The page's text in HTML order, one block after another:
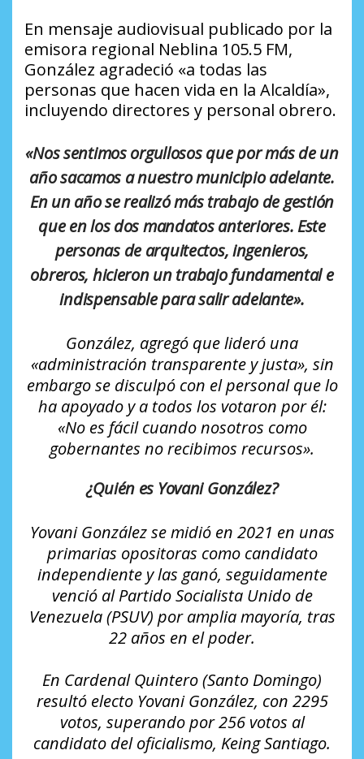
En mensaje audiovisual publicado por la
emisora regional Neblina 105.5 FM,
González agradeció «a todas las
personas que hacen vida en la Alcaldía»,
incluyendo directores y personal obrero.
«Nos sentimos orgullosos que por más de un
año sacamos a nuestro municipio adelante.
En un año se realizó más trabajo de gestión
que en los dos mandatos anteriores. Este
personas de arquitectos, ingenieros,
obreros, hicieron un trabajo fundamental e
indispensable para salir adelante».
González, agregó que lideró una
«administración transparente y justa», sin
embargo se disculpó con el personal que lo
ha apoyado y a todos los votaron por él:
«No es fácil cuando nosotros como
gobernantes no recibimos recursos».
¿Quién es Yovani González?
Yovani González se midió en 2021 en unas
primarias opositoras como candidato
independiente y las ganó, seguidamente
venció al Partido Socialista Unido de
Venezuela (PSUV) por amplia mayoría, tras
22 años en el poder.
En Cardenal Quintero (Santo Domingo)
resultó electo Yovani González, con 2295
votos, superando por 256 votos al
candidato del oficialismo, Keing Santiago.